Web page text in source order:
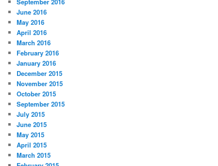
September 2016
June 2016
May 2016
April 2016
March 2016
February 2016
January 2016
December 2015
November 2015
October 2015
September 2015
July 2015
June 2015
May 2015
April 2015
March 2015